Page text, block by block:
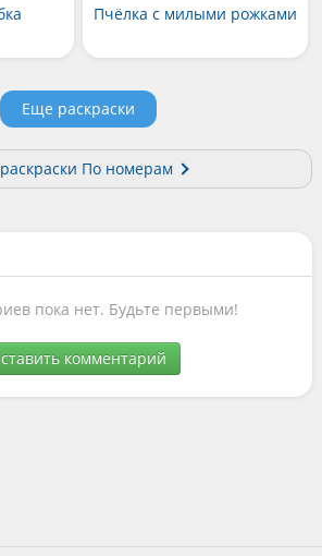
Пчёлка с милыми рожками
Еще раскраски
По номерам
пока нет. Будьте первыми!
комментарий